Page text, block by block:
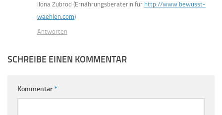
Ilona Zubrod (Ernährungsberaterin für http://www.bewusst-
waehlen.com)
Antworten
SCHREIBE EINEN KOMMENTAR
Kommentar*